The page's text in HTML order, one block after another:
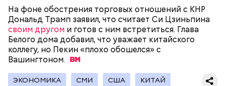
На фоне обострения торговых отношений с КНР
Дональд Трамп заявил, что считает Си Цзиньпина
своим другом и готов с ним встретиться. Глава
Белого дома добавил, что уважает китайского
коллегу, но Пекин «плохо обошелся» с
Вашингтоном.
ЭКОНОМИКА СМИ США КИТАЙ
Фото: public domain